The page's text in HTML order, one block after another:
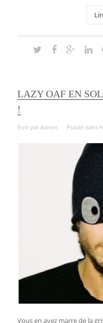
LAZY OAF EN
!
Écrit par Adrien Publié dans
Vous en avez marre de la